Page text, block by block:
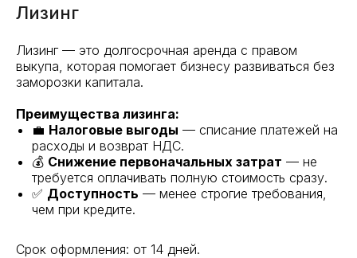
Лизинг
Лизинг — это долгосрочная аренда с правом
выкупа, которая помогает бизнесу развиваться без
заморозки капитала.
Преимущества лизинга:
💼 Налоговые выгоды — списание платежей на
расходы и возврат НДС.
💰 Снижение первоначальных затрат — не
требуется оплачивать полную стоимость сразу.
✅ Доступность — менее строгие требования,
чем при кредите.
Срок оформления: от 14 дней.